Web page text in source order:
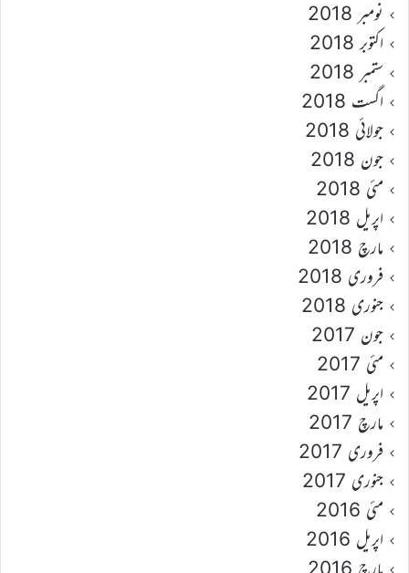
نومبر 2018
اکتوبر 2018
ستمبر 2018
اگست 2018
جولائی 2018
جون 2018
مئی 2018
اپریل 2018
مارچ 2018
فروری 2018
جنوری 2018
جون 2017
مئی 2017
اپریل 2017
مارچ 2017
فروری 2017
جنوری 2017
مئی 2016
اپریل 2016
مارچ 2016